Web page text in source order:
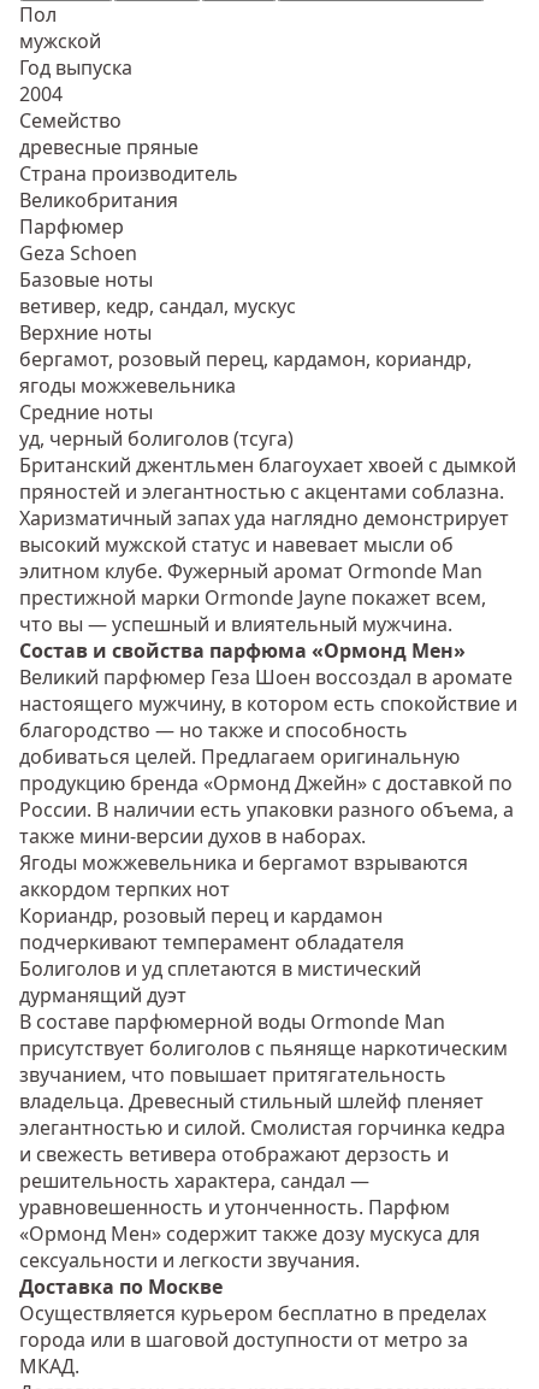
Пол
мужской
Год выпуска
2004
Семейство
древесные пряные
Страна производитель
Великобритания
Парфюмер
Geza Schoen
Базовые ноты
ветивер, кедр, сандал, мускус
Верхние ноты
бергамот, розовый перец, кардамон, кориандр,
ягоды можжевельника
Средние ноты
уд, черный болиголов (тсуга)
Британский джентльмен благоухает хвоей с дымкой
пряностей и элегантностью с акцентами соблазна.
Харизматичный запах уда наглядно демонстрирует
высокий мужской статус и навевает мысли об
элитном клубе. Фужерный аромат Ormonde Man
престижной марки Ormonde Jayne покажет всем,
что вы — успешный и влиятельный мужчина.
Состав и свойства парфюма «Ормонд Мен»
Великий парфюмер Геза Шоен воссоздал в аромате
настоящего мужчину, в котором есть спокойствие и
благородство — но также и способность
добиваться целей. Предлагаем оригинальную
продукцию бренда «Ормонд Джейн» с доставкой по
России. В наличии есть упаковки разного объема, а
также мини-версии духов в наборах.
Ягоды можжевельника и бергамот взрываются
аккордом терпких нот
Кориандр, розовый перец и кардамон
подчеркивают темперамент обладателя
Болиголов и уд сплетаются в мистический
дурманящий дуэт
В составе парфюмерной воды Ormonde Man
присутствует болиголов с пьяняще наркотическим
звучанием, что повышает притягательность
владельца. Древесный стильный шлейф пленяет
элегантностью и силой. Смолистая горчинка кедра
и свежесть ветивера отображают дерзость и
решительность характера, сандал —
уравновешенность и утонченность. Парфюм
«Ормонд Мен» содержит также дозу мускуса для
сексуальности и легкости звучания.
Доставка по Москве
Осуществляется курьером бесплатно в пределах
города или в шаговой доступности от метро за
МКАД.